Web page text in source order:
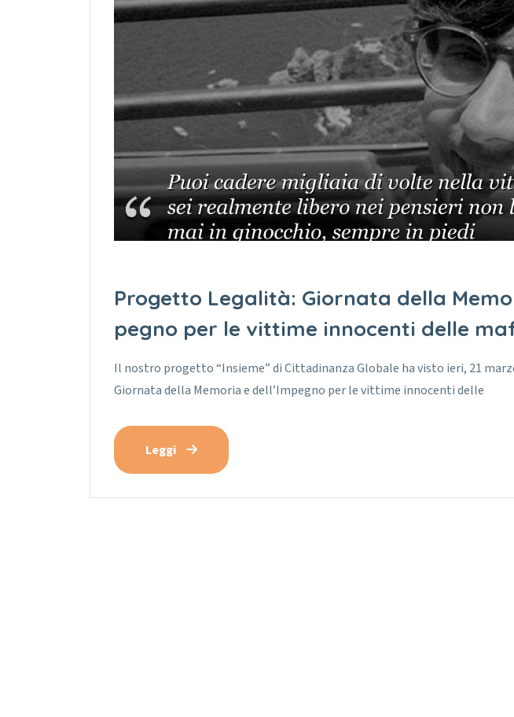
Progetto Legalità: Giornata della
pegno per le vittime innocenti delle
Il nostro progetto “Insieme” di Cittadinanza Globale ha visto ieri, 21
Giornata della Memoria e dell’Impegno per le vittime innocenti delle
Leggi